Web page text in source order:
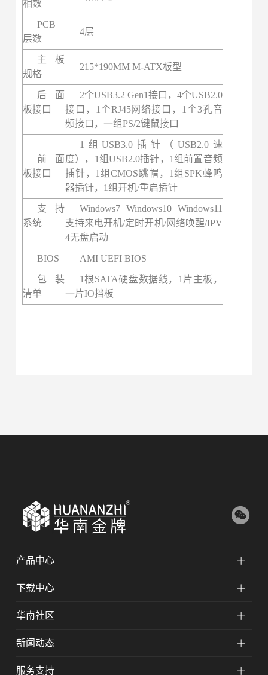
相数
PCB
层数
4层
主板
规格
215*190MM M-ATX板型
后面
板接口
2个USB3.2 Gen1接口，4个USB2.0
接口，1个RJ45网络接口，1个3孔音
频接口，一组PS/2键鼠接口
前面
板接口
1组USB3.0插针（USB2.0速
度），1组USB2.0插针，1组前置音频
插针，1组CMOS跳帽， 1组SPK蜂鸣
器插针，1组开机/重启插针
支持
系统
Windows7 Windows10 Windows11
支持来电开机/定时开机/网络唤醒/IPV
4无盘启动
BIOS AMI UEFI BIOS
包装
清单
1根SATA硬盘数据线，1片主板，
一片IO挡板
产品中心
下载中心
华南社区
新闻动态
服务支持